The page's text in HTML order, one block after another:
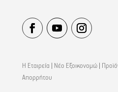
Η Εταιρεία Νέο Εξοικονομώ|
Απορρήτου